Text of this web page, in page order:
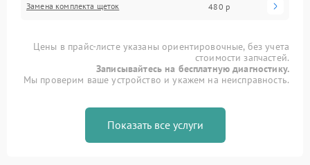
Замена комплекта щеток 480 р
Цены в прайс-листе указаны ориентировочные, без учета
стоимости запчастей.
Записывайтесь на бесплатную диагностику.
Мы проверим ваше устройство и укажем на неисправность.
Показать все услуги